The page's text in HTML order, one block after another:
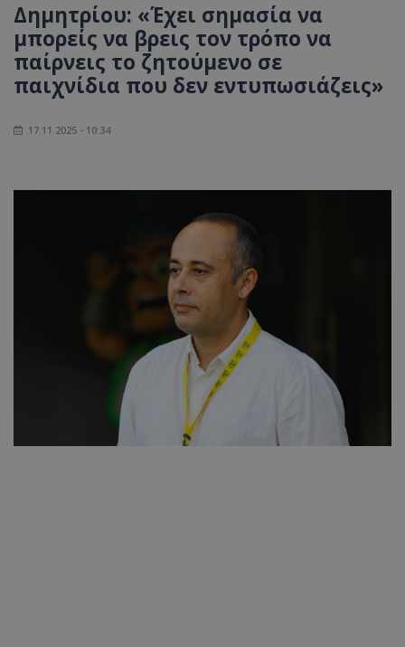
Δημητρίου: «Έχει σημασία να
μπορείς να βρεις τον τρόπο να
παίρνεις το ζητούμενο σε
παιχνίδια που δεν εντυπωσιάζεις»
17.11.2025 - 10:34